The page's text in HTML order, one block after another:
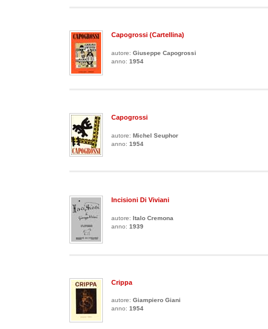
Capogrossi (cartellina)
autore: Giuseppe Capogrossi
anno: 1954
Capogrossi
autore: Michel Seuphor
anno: 1954
Incisioni Di Viviani
autore: Italo Cremona
anno: 1939
Crippa
autore: Giampiero Giani
anno: 1954